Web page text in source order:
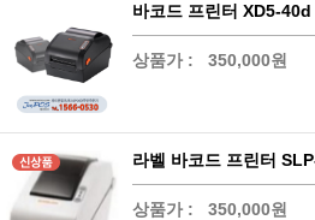
바코드 프린터 XD5-
상품가 : 350,000원
라벨 바코드 프린터
상품가 : 350,000원